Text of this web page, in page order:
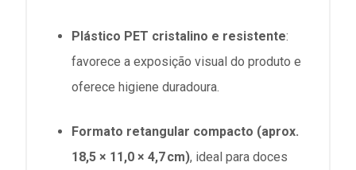
Plástico PET cristalino e resistente:
favorece a exposição visual do produto e
oferece higiene duradoura.
Formato retangular compacto (aprox.
18,5 × 11,0 × 4,7 cm), ideal para doces